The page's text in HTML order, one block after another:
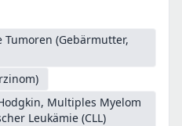
Tumoren (Gebärmutter,
Multiples Myelom
Leukämie (CLL)